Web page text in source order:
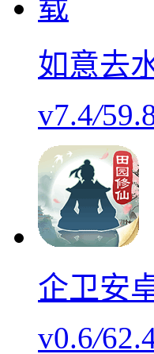
如意去
v7.4/
企卫安
v0.6/